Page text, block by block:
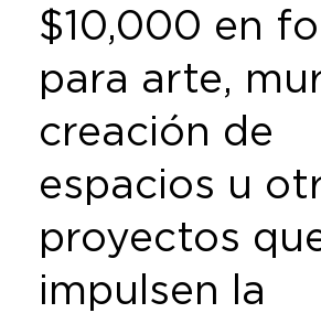
$10,000 en
para arte,
creación de
espacios u
proyectos
impulsen la